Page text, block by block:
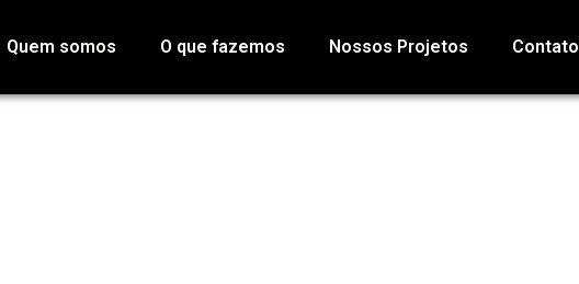
Quem somos O que fazemos Nossos Projetos Contato